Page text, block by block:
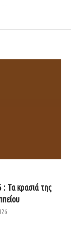
Τα κρασιά της